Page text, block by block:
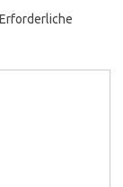
Erforderliche